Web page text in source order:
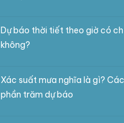
Dự báo thời tiết theo giờ có
không?
Xác suất mưa nghĩa là gì?
phần trăm dự báo